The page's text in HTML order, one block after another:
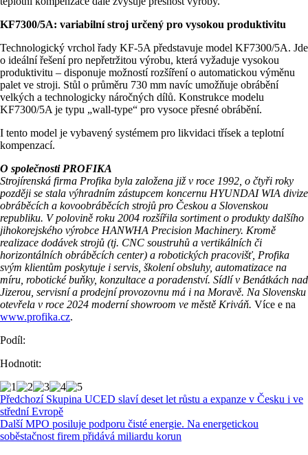
KF7300/5A: variabilní stroj určený pro vysokou produktivitu
Technologický vrchol řady KF-5A představuje model KF7300/5A. Jde
o ideální řešení pro nepřetržitou výrobu, která vyžaduje vysokou
produktivitu – disponuje možností rozšíření o automatickou výměnu
palet ve stroji. Stůl o průměru 730 mm navíc umožňuje obrábění
velkých a technologicky náročných dílů. Konstrukce modelu
KF7300/5A je typu „wall-type“ pro vysoce přesné obrábění.
I tento model je vybavený systémem pro likvidaci třísek a teplotní
kompenzací.
O společnosti PROFIKA
Strojírenská firma Profika byla založena již v roce 1992, o čtyři roky
později se stala výhradním zástupcem koncernu HYUNDAI WIA divize
obráběcích a kovoobráběcích strojů pro Českou a Slovenskou
republiku. V polovině roku 2004 rozšířila sortiment o produkty dalšího
jihokorejského výrobce HANWHA Precision Machinery. Kromě
realizace dodávek strojů (tj. CNC soustruhů a vertikálních či
horizontálních obráběcích center) a robotických pracovišť, Profika
svým klientům poskytuje i servis, školení obsluhy, automatizace na
míru, robotické buňky, konzultace a poradenství. Sídlí v Benátkách nad
Jizerou, servisní a prodejní provozovnu má i na Moravě. Na Slovensku
otevřela v roce 2024 moderní showroom ve městě Kriváň. Více e na
www.profika.cz.
Podíl:
Hodnotit:
Předchozí Skupina UCED slaví deset let růstu a expanze v Česku i ve
střední Evropě
Další MPO posiluje podporu čisté energie. Na energetickou
soběstačnost firem přidává miliardu korun